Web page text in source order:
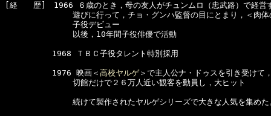
[経　　歴]　1966 ６歳のとき，母の友人がチュンムロ（忠武路）で経営
遊びに行って，チョ・グンハ監督の目にとまり，＜肉体
子役デビュー
以後，10年間子役俳優で活動
1968 ＴＢＣ子役タレント特別採用
1976 映画＜ 高校ヤルゲ＞で主人公ナ・ドゥスを引き受けて
切館だけで２６万人近い観客を動員し，大ヒット
続けて製作されたヤルゲシリーズで大きな人気を集めた